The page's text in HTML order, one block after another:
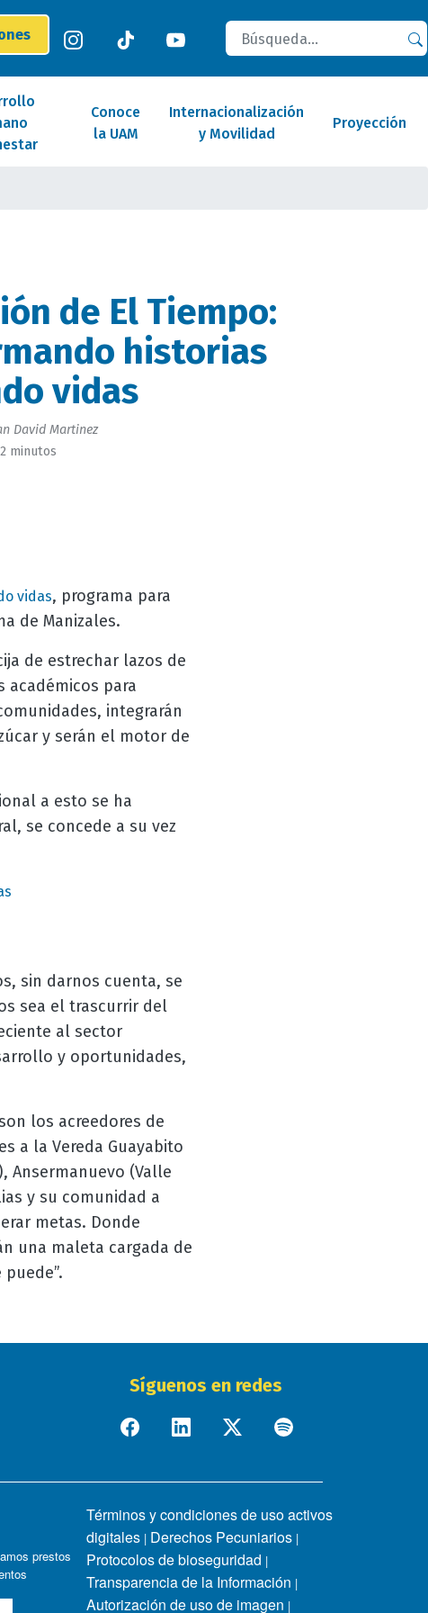
Buscar
Conoce
la UAM
Internacionalización
y Movilidad
Proyección
de El Tiempo:
historias
vidas
David Martinez
minutos
vidas, programa para
de Manizales.
de estrechar lazos de
para
integrarán
y serán el motor de
a esto se ha
se concede a su vez
sin darnos cuenta, se
sea el trascurrir del
al sector
y oportunidades,
los acreedores de
a la Vereda Guayabito
Ansermanuevo (Valle
y su comunidad a
metas. Donde
una maleta cargada de
Síguenos en redes
prestos
Términos y condiciones de uso activos
digitales | Derechos Pecuniarios |
Protocolos de bioseguridad |
Transparencia de la Información |
Autorización de uso de imagen |